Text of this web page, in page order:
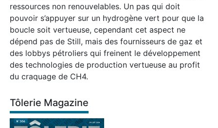
ressources non renouvelables. Un pas qui doit
pouvoir s’appuyer sur un hydrogène vert pour que la
boucle soit vertueuse, cependant cet aspect ne
dépend pas de Still, mais des fournisseurs de gaz et
des lobbys pétroliers qui freinent le développement
des technologies de production vertueuse au profit
du craquage de CH4.
Tôlerie Magazine